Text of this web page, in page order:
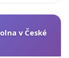
v České